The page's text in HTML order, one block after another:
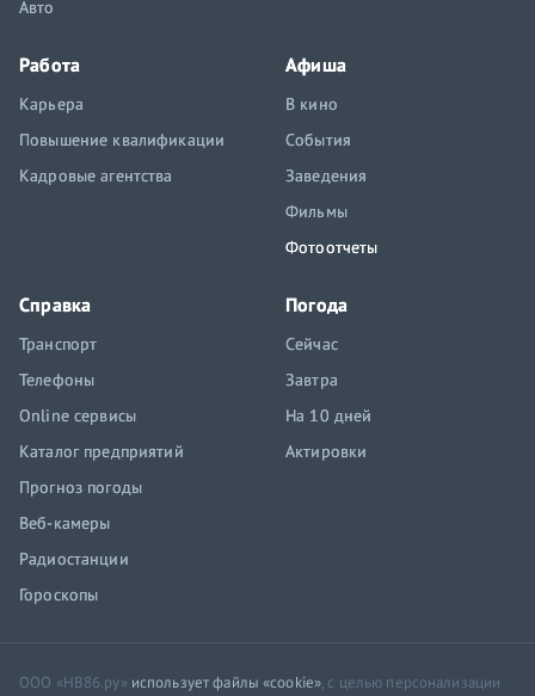
Авто
Работа
Карьера
Повышение квалификации
Кадровые агентства
Афиша
В кино
События
Заведения
Фильмы
Фотоотчеты
Справка
Транспорт
Телефоны
Online сервисы
Каталог предприятий
Прогноз погоды
Веб-камеры
Радиостанции
Гороскопы
Погода
Сейчас
Завтра
На 10 дней
Актировки
ООО «НВ86.ру» использует файлы «cookie», с целью персонализации